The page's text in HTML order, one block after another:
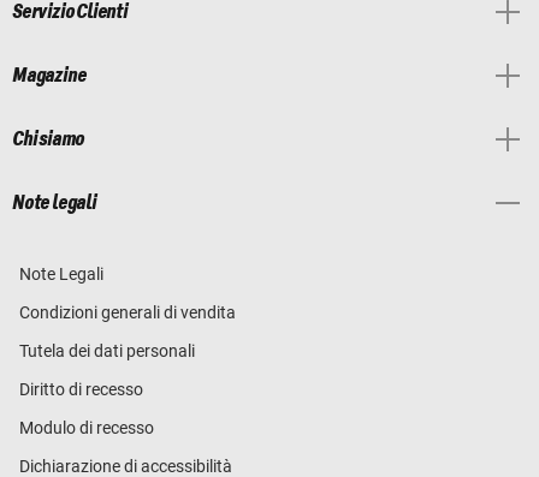
Servizio Clienti
Magazine
Chi siamo
Note legali
Note Legali
Condizioni generali di vendita
Tutela dei dati personali
Diritto di recesso
Modulo di recesso
Dichiarazione di accessibilità